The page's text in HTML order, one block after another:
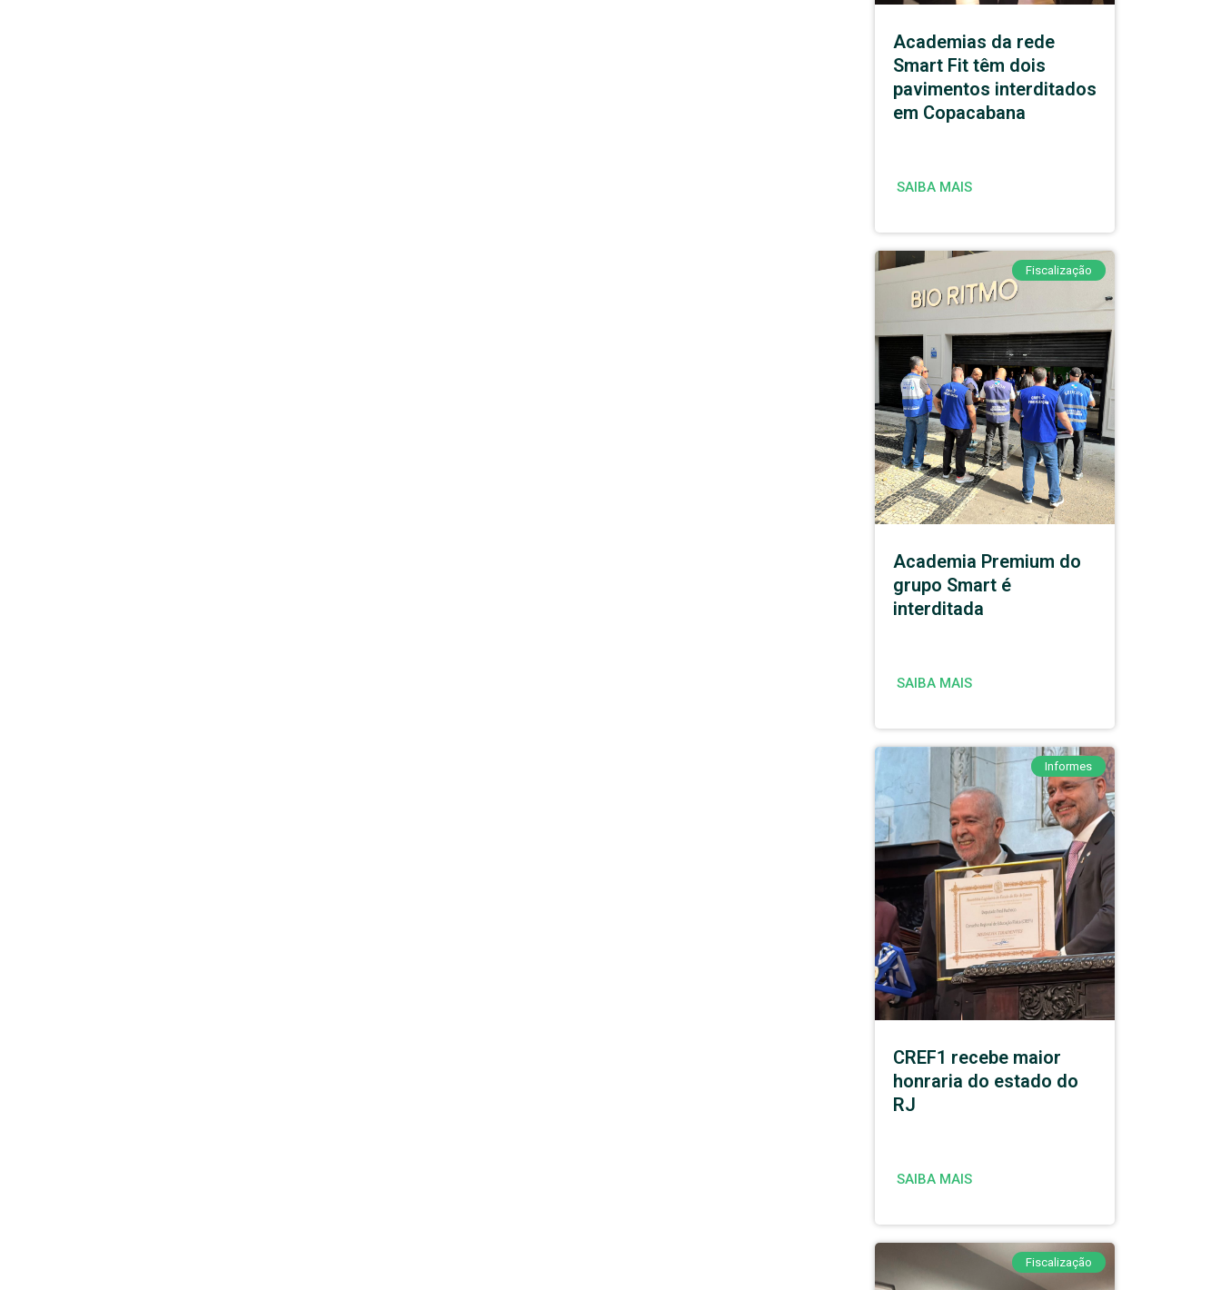
Academias da rede
Smart Fit têm dois
pavimentos interditados
em Copacabana
SAIBA MAIS
Fiscalização
Academia Premium do
grupo Smart é
interditada
SAIBA MAIS
Informes
CREF1 recebe maior
honraria do estado do
RJ
SAIBA MAIS
Fiscalização